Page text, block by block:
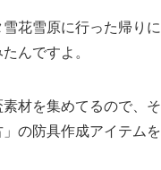
花雪原に行った帰り
んですよ。
材を集めてるので、
の防具作成アイテム